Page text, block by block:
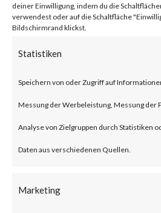
deiner Einwilligung, indem du die
verwendest oder auf die Schaltfläche
Bildschirmrand klickst.
Statistiken
Speichern von oder Zugriff auf
Messung der Werbeleistung, Messung der
Analyse von Zielgruppen durch Statistiken
Daten aus verschiedenen Quellen.
Marketing
Citrix NetScaler
previously known
designed to provide
optimized remote
What is the Attack?
According to the